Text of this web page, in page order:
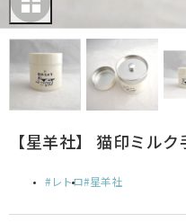
【星羊社】 猫印ミル
レトロ 星羊社